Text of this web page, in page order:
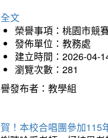
文
榮譽事項：桃園市競
發佈單位：教務處
建立時間：2026-04-
瀏覽次數：281
發布者：教學組
！本校合唱團參加115